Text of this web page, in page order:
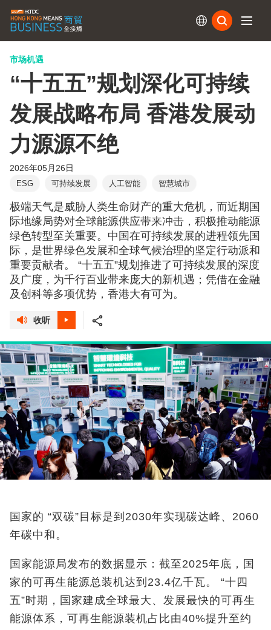
市场机遇
“十五五”规划深化可持续
发展战略布局 香港发展动
力源源不绝
2026年05月26日
ESG 可持续发展 人工智能 智慧城市
极端天气是威胁人类生命财产的重大危机，而近期国
际地缘局势对全球能源供应带来冲击，积极推动能源
绿色转型至关重要。中国在可持续发展的进程领先国
际，是世界绿色发展和全球气候治理的坚定行动派和
重要贡献者。 “十五五”规划推进了可持续发展的深度
及广度，为千行百业带来庞大的新机遇；凭借在金融
及创科等多项优势，香港大有可为。
收听
国家的 “双碳”目标是到2030年实现碳达峰、2060
年碳中和。
国家能源局发布的数据显示：截至2025年底，国
家的可再生能源总装机达到23.4亿千瓦。 “十四
五”时期，国家建成全球最大、发展最快的可再生
能源体系，可再生能源装机占比由40%提升至约